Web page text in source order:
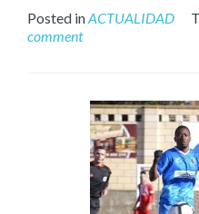
Posted inACTUALIDAD
comment